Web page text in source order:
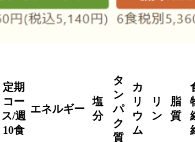
定期
コー
ス/週
10食
エネルギー
塩
分
タ
ン
パ
ク
質
カ
リ
ウ
ム
リ
ン
脂
質